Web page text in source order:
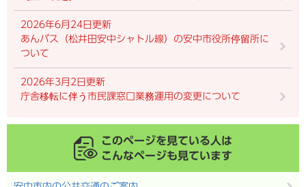
2026年6月24日更新
あんバス（松井田安中シャトル線）の安中市役所停留所に
ついて
2026年3月2日更新
庁舎移転に伴う市民課窓口業務運用の変更について
このページを見ている人は
こんなページも見ています